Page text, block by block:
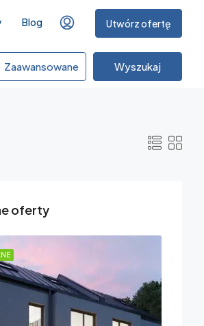
Blog Utwórz ofertę
Zaawansowane Wyszukaj
oferty